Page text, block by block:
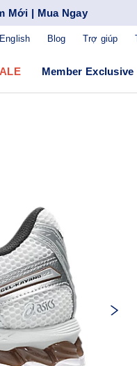
Mới | Mua Ngay
Blog Trợ giúp
English
Member Exclusive